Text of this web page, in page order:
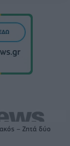
– Ζητά δύο